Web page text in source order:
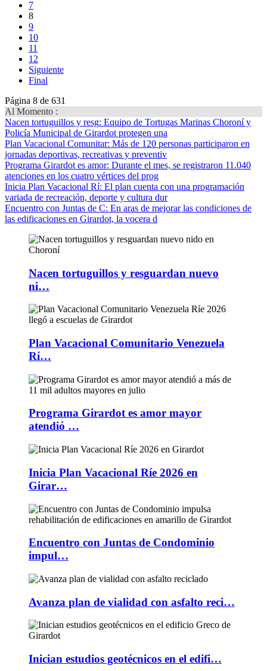
7
8
9
10
11
12
Siguiente
Final
Página 8 de 631
Al Momento :
Nacen tortuguillos y resg: Equipo de Tortugas Marinas Choroní y
Policía Municipal de Girardot protegen una
Plan Vacacional Comunitar: Más de 120 personas participaron en
jornadas deportivas, recreativas y preventiv
Programa Girardot es amor: Durante el mes, se registraron 11.040
atenciones en los cuatro vértices del prog
Inicia Plan Vacacional Rí: El plan cuenta con una programación
variada de recreación, deporte y cultura dur
Encuentro con Juntas de C: En aras de mejorar las condiciones de
las edificaciones en Girardot, la vocera d
Nacen tortuguillos y resguardan nuevo
ni…
Plan Vacacional Comunitario Venezuela
Rí…
Programa Girardot es amor mayor
atendió …
Inicia Plan Vacacional Ríe 2026 en
Girar…
Encuentro con Juntas de Condominio
impul…
Avanza plan de vialidad con asfalto reci…
Inician estudios geotécnicos en el edifi…